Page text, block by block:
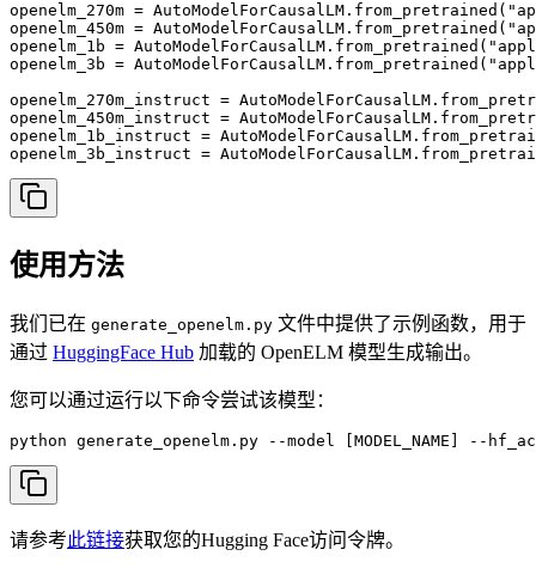
openelm_270m =
openelm_450m =
openelm_1b =
openelm_3b =
openelm_270m_instruct =
openelm_450m_instruct =
openelm_1b_instruct =
使用方法
我们已在 generate_openelm.py 文件中提供了示例函数，用于
通过 HuggingFace Hub 加载的 OpenELM 模型生成输出。
您可以通过运行以下命令尝试该模型：
python generate_openelm.py --model [MODEL_NAME] --
请参考此链接获取您的Hugging Face访问令牌。